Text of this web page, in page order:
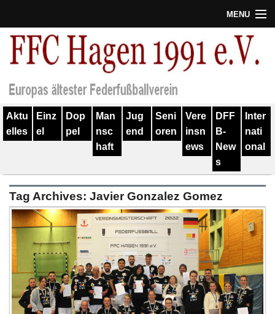
MENU
Termine
Verein
Geschichte
Training
Spieler
Kontakt
Links
Impressum
Aktu
elles
Einz
el
Dop
pel
Man
nsc
haft
Jug
end
Seni
oren
Vere
insn
ews
DFF
B-
New
s
Inter
nati
onal
Tag Archives: Javier Gonzalez Gomez